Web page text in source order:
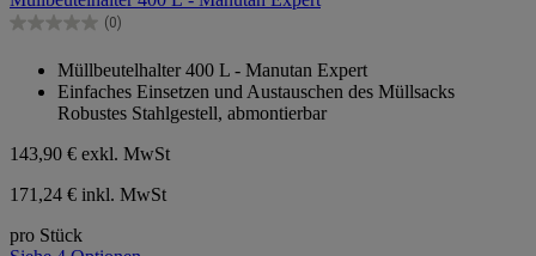
Sternen.
(0)
0.0
Sternen.
Müllbeutelhalter 400 L - Manutan Expert
Einfaches Einsetzen und Austauschen des Müllsacks
Robustes Stahlgestell, abmontierbar
143,90 € exkl. MwSt
171,24 € inkl. MwSt
pro Stück